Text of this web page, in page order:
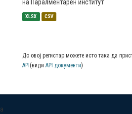
на Паралментарен институт
XLSX CSV
До овој регистар можете исто така да
API (види API документи)
a